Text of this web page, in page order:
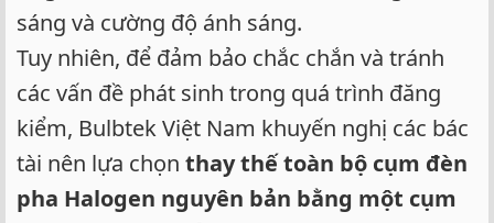
sáng và cường độ ánh sáng.
Tuy nhiên, để đảm bảo chắc chắn và tránh
các vấn đề phát sinh trong quá trình đăng
kiểm, Bulbtek Việt Nam khuyến nghị các bác
tài nên lựa chọn thay thế toàn bộ cụm đèn
pha Halogen nguyên bản bằng một cụm